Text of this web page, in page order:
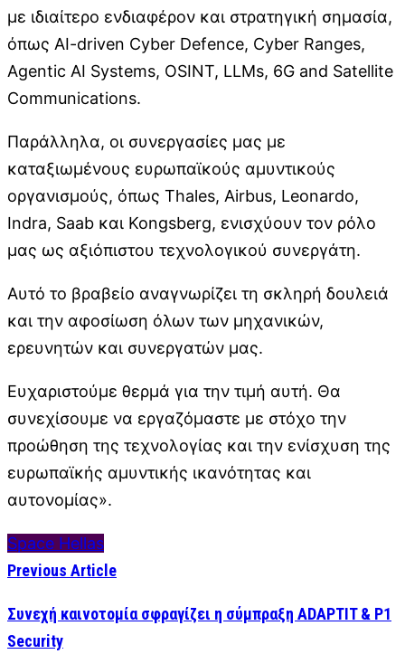
με ιδιαίτερο ενδιαφέρον και στρατηγική σημασία,
όπως AI-driven Cyber Defence, Cyber Ranges,
Agentic AI Systems, OSINT, LLMs, 6G and Satellite
Communications.
Παράλληλα, οι συνεργασίες μας με
καταξιωμένους ευρωπαϊκούς αμυντικούς
οργανισμούς, όπως Thales, Airbus, Leonardo,
Indra, Saab και Kongsberg, ενισχύουν τον ρόλο
μας ως αξιόπιστου τεχνολογικού συνεργάτη.
Αυτό το βραβείο αναγνωρίζει τη σκληρή δουλειά
και την αφοσίωση όλων των μηχανικών,
ερευνητών και συνεργατών μας.
Ευχαριστούμε θερμά για την τιμή αυτή. Θα
συνεχίσουμε να εργαζόμαστε με στόχο την
προώθηση της τεχνολογίας και την ενίσχυση της
ευρωπαϊκής αμυντικής ικανότητας και
αυτονομίας».
Space Hellas
Previous Article
Συνεχή καινοτομία σφραγίζει η σύμπραξη ADAPTIT & P1
Security